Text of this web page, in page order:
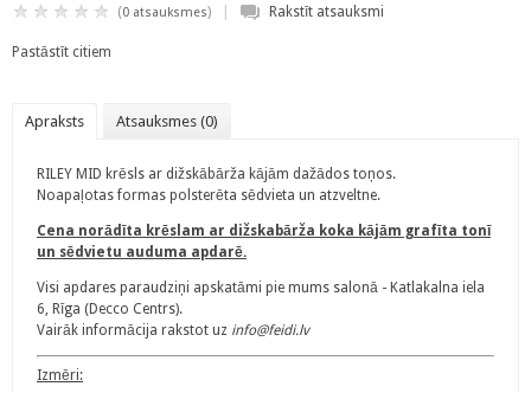
(0 atsauksmes) Rakstīt atsauksmi
Pastāstīt citiem
Apraksts Atsauksmes (0)
RILEY MID krēsls ar dižskābārža kājām dažādos toņos.
Noapaļotas formas polsterēta sēdvieta un atzveltne.
Cena norādīta krēslam ar dižskabārža koka kājām grafīta tonī
un sēdvietu auduma apdarē.
Visi apdares paraudziņi apskatāmi pie mums salonā - Katlakalna iela
6, Rīga (Decco Centrs).
Vairāk informācija rakstot uz info@feidi.lv
Izmēri: